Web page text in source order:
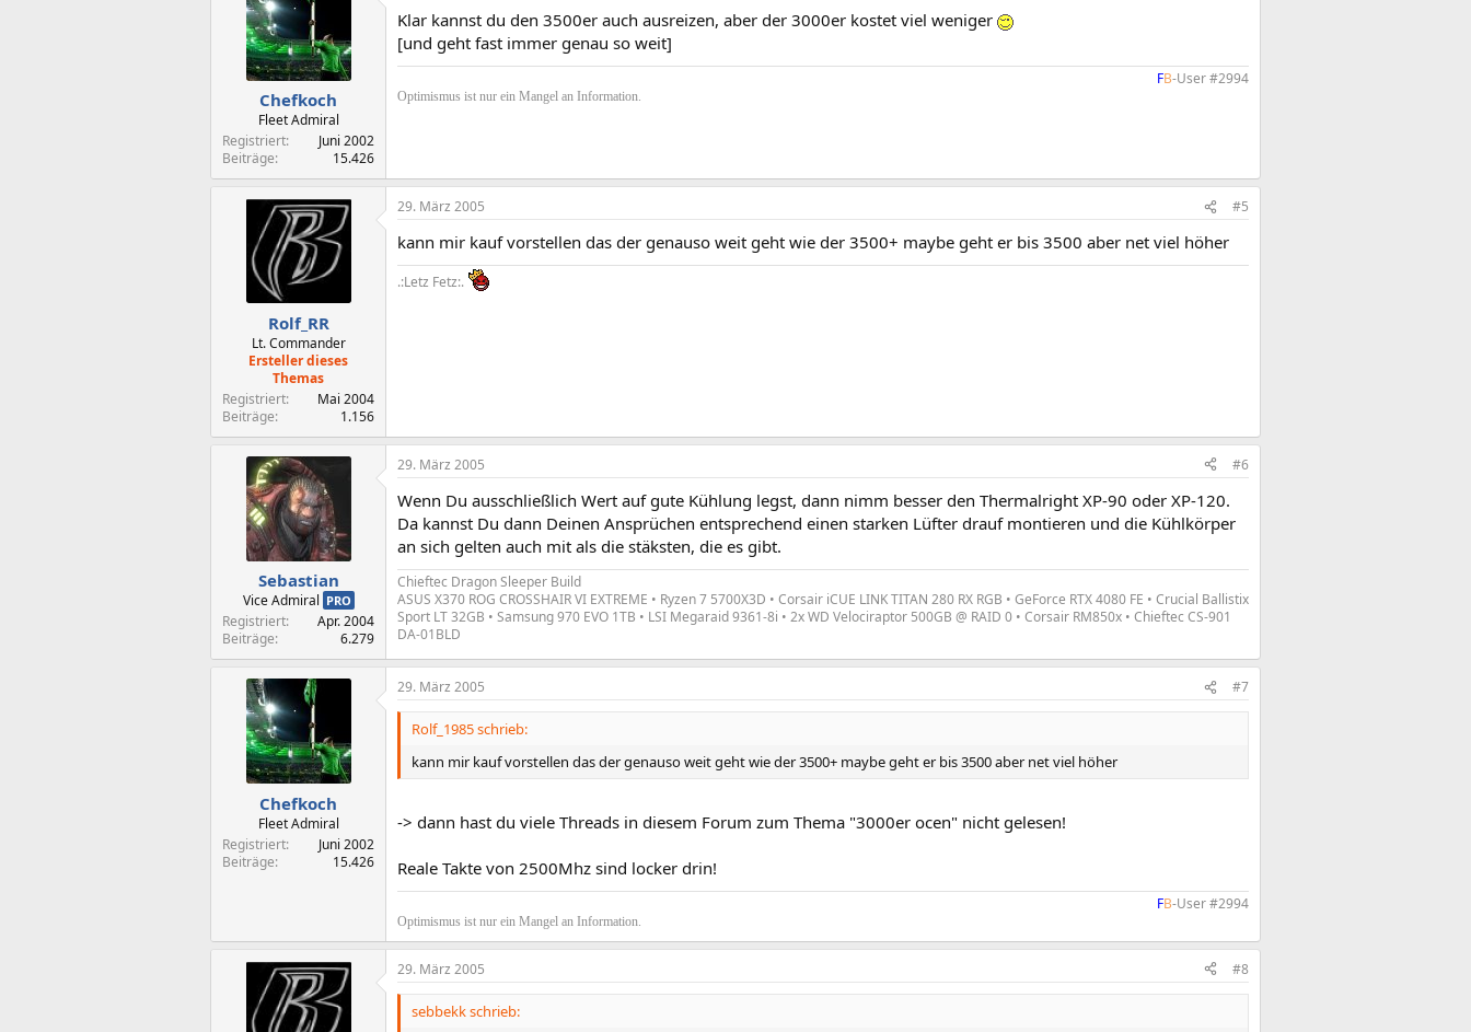
Chefkoch
Fleet Admiral
Registriert
Juni 2002
Beiträge
15.426
Klar kannst du den 3500er auch ausreizen, aber der 3000er kostet viel weniger
[und geht fast immer genau so weit]
FB-User #2994​
Optimismus ist nur ein Mangel an Information.
Rolf_RR
Lt. Commander
Ersteller dieses
Themas
Registriert
Mai 2004
Beiträge
1.156
29. März 2005 #5
kann mir kauf vorstellen das der genauso weit geht wie der 3500+ maybe geht er bis 3500 aber net viel höher
.:Letz Fetz:.
Sebastian
Vice Admiral PRO
Registriert
Apr. 2004
Beiträge
6.279
29. März 2005 #6
Wenn Du ausschließlich Wert auf gute Kühlung legst, dann nimm besser den Thermalright XP-90 oder XP-120.
Da kannst Du dann Deinen Ansprüchen entsprechend einen starken Lüfter drauf montieren und die Kühlkörper
an sich gelten auch mit als die stäksten, die es gibt.
Chieftec Dragon Sleeper Build
ASUS X370 ROG CROSSHAIR VI EXTREME • Ryzen 7 5700X3D • Corsair iCUE LINK TITAN 280 RX RGB • GeForce RTX 4080 FE • Crucial Ballistix
Sport LT 32GB • Samsung 970 EVO 1TB • LSI Megaraid 9361-8i • 2x WD Velociraptor 500GB @ RAID 0 • Corsair RM850x • Chieftec CS-901
DA-01BLD
Chefkoch
Fleet Admiral
Registriert
Juni 2002
Beiträge
15.426
29. März 2005 #7
Rolf_1985 schrieb:
kann mir kauf vorstellen das der genauso weit geht wie der 3500+ maybe geht er bis 3500 aber net viel höher
-> dann hast du viele Threads in diesem Forum zum Thema "3000er ocen" nicht gelesen!
Reale Takte von 2500Mhz sind locker drin!
FB-User #2994​
Optimismus ist nur ein Mangel an Information.
29. März 2005 #8
sebbekk schrieb: